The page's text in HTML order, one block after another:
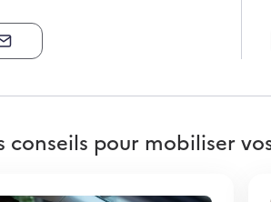
conseils pour mobiliser